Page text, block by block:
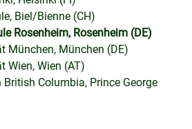
Biel/Bienne (CH)
Rosenheim, Rosenheim (DE)
München, München (DE)
Wien, Wien (AT)
Columbia, Prince George